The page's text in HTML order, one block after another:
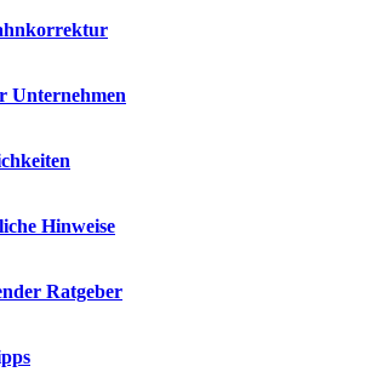
Unternehmen
Hinweise
Ratgeber